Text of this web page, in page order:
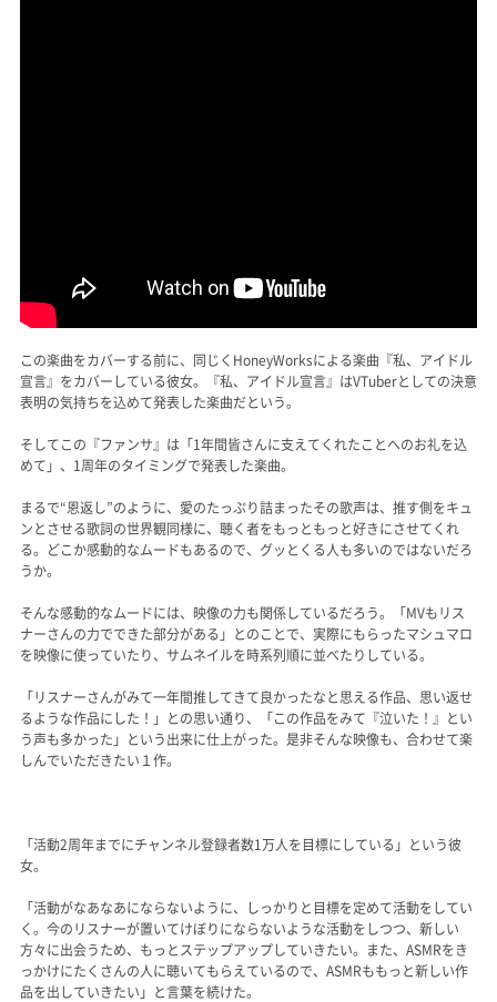
この楽曲をカバーする前に、同じくHoneyWorksによる楽曲『私、アイドル
宣言』をカバーしている彼女。『私、アイドル宣言』はVTuberとしての決意
表明の気持ちを込めて発表した楽曲だという。
そしてこの『ファンサ』は「1年間皆さんに支えてくれたことへのお礼を込
めて」、1周年のタイミングで発表した楽曲。
まるで“恩返し”のように、愛のたっぷり詰まったその歌声は、推す側をキュ
ンとさせる歌詞の世界観同様に、聴く者をもっともっと好きにさせてくれ
る。どこか感動的なムードもあるので、グッとくる人も多いのではないだろ
うか。
そんな感動的なムードには、映像の力も関係しているだろう。「MVもリス
ナーさんの力でできた部分がある」とのことで、実際にもらったマシュマロ
を映像に使っていたり、サムネイルを時系列順に並べたりしている。
「リスナーさんがみて一年間推してきて良かったなと思える作品、思い返せ
るような作品にした！」との思い通り、「この作品をみて『泣いた！』とい
う声も多かった」という出来に仕上がった。是非そんな映像も、合わせて楽
しんでいただきたい１作。
「活動2周年までにチャンネル登録者数1万人を目標にしている」という彼
女。
「活動がなあなあにならないように、しっかりと目標を定めて活動をしてい
く。今のリスナーが置いてけぼりにならないような活動をしつつ、新しい
方々に出会うため、もっとステップアップしていきたい。また、ASMRをき
っかけにたくさんの人に聴いてもらえているので、ASMRももっと新しい作
品を出していきたい」と言葉を続けた。